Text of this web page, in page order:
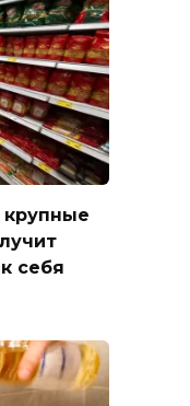
крупные
себя